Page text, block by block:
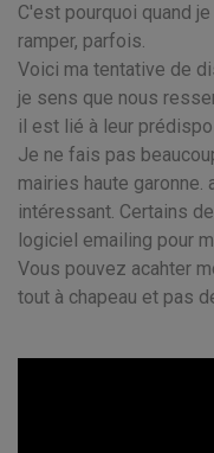
C'est pourquoi quand
ramper, parfois.
Voici ma tentative de
je sens que nous
il est lié à leur
Je ne fais pas
mairies haute
intéressant. Certains
logiciel emailing pour
Vous pouvez acahter
tout à chapeau et pas